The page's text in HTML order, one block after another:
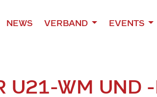
NEWS VERBAND EVENTS
U21-WM UND